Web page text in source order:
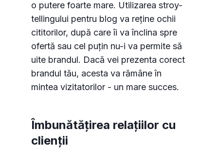
o putere foarte mare. Utilizarea stroy-
tellingului pentru blog va reține ochii
cititorilor, după care îi va înclina spre
ofertă sau cel puțin nu-i va permite să
uite brandul. Dacă vei prezenta corect
brandul tău, acesta va rămâne în
mintea vizitatorilor - un mare succes.
Îmbunătățirea relațiilor cu
clienții